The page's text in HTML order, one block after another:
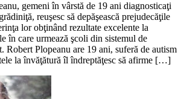
gemeni în vârstă de 19 ani diagnosticaţi
reuşesc să depăşească prejudecăţile
lor obţinând rezultate excelente la
în care urmează şcoli din sistemul de
Robert Plopeanu are 19 ani, suferă de autism
la învăţătură îl îndreptăţesc să afirme […]